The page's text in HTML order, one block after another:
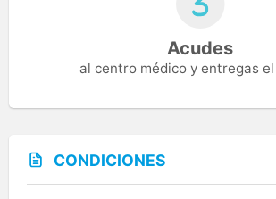
Acudes
al centro médico y entregas
CONDICIONES